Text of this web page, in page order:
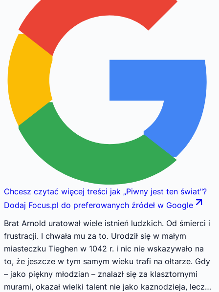
Chcesz czytać więcej treści jak „Piwny jest ten świat"?
Dodaj Focus.pl do preferowanych źródeł w Google
Brat Arnold uratował wiele istnień ludzkich. Od śmierci i
frustracji. I chwała mu za to. Urodził się w małym
miasteczku Tieghen w 1042 r. i nic nie wskazywało na
to, że jeszcze w tym samym wieku trafi na ołtarze. Gdy
– jako piękny młodzian – znalazł się za klasztornymi
murami, okazał wielki talent nie jako kaznodzieja, lecz…